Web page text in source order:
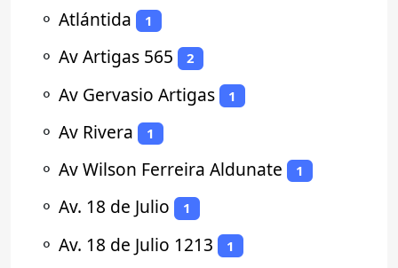
⚬ Atlántida 1
⚬ Av Artigas 565 2
⚬ Av Gervasio Artigas 1
⚬ Av Rivera 1
⚬ Av Wilson Ferreira Aldunate 1
⚬ Av. 18 de Julio 1
⚬ Av. 18 de Julio 1213 1